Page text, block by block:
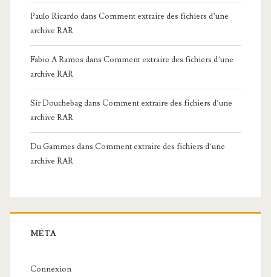
Paulo Ricardo dans Comment extraire des fichiers d’une
archive RAR
Fabio A Ramos dans Comment extraire des fichiers d’une
archive RAR
Sir Douchebagdans Comment extraire des fichiers d’une
archive RAR
Du Gammes dans Comment extraire des fichiers d’une
archive RAR
MÉTA
Connexion